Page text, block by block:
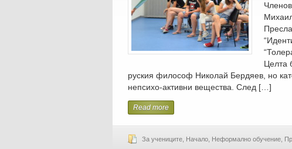
Целта
руския философ Николай Бердяев, но
непсихо-активни вещества. След […]
Read more
За учениците Начало Неформално обучение